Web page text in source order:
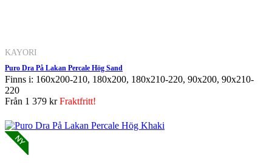
KAYORI
Puro Dra På Lakan Percale Hög Sand
Finns i: 160x200-210, 180x200, 180x210-220, 90x200, 90x210-
220
Från 1 379 krFraktfritt!